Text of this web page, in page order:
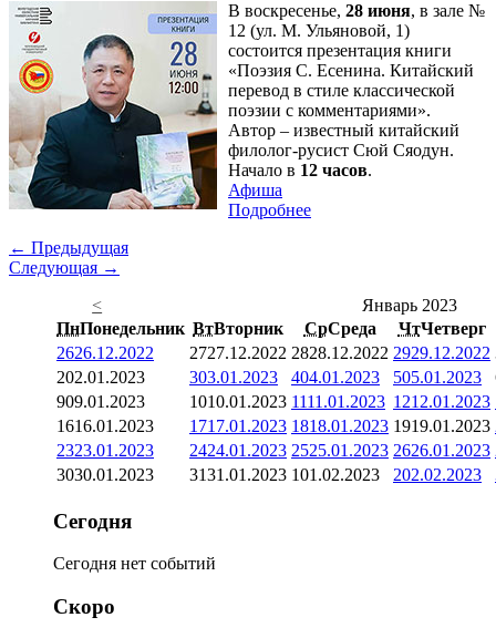
В воскресенье, 28 июня, в зале №
12 (ул. М. Ульяновой, 1)
состоится презентация книги
«Поэзия С. Есенина. Китайский
перевод в стиле классической
поэзии с комментариями».
Автор – известный китайский
филолог-русист Сюй Сяодун.
Начало в 12 часов.
Афиша
Подробнее
← Предыдущая
Следующая →
<
Январь 2023
ПнПонедельник ВтВторник СрСреда ЧтЧетверг
2626.12.2022 2727.12.2022 2828.12.2022 2929.12.2022
202.01.2023 303.01.2023 404.01.2023 505.01.2023
909.01.2023 1010.01.2023 1111.01.2023 1212.01.2023
1616.01.2023 1717.01.2023 1818.01.2023 1919.01.2023
2323.01.2023 2424.01.2023 2525.01.2023 2626.01.2023
3030.01.2023 3131.01.2023 101.02.2023 202.02.2023
Сегодня
Сегодня нет событий
Скоро